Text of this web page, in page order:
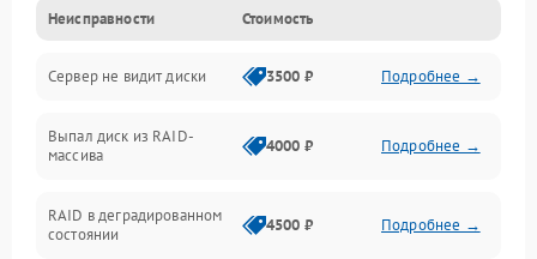
Охлаждение и температура
Материнская плата и процессор
Сеть и коммуникации
Неисправности Стоимость
Сервер не видит диски 3500 ₽ Подробнее →
Выпал диск из RAID-
массива
4000 ₽ Подробнее →
RAID в деградированном
состоянии
4500 ₽ Подробнее →